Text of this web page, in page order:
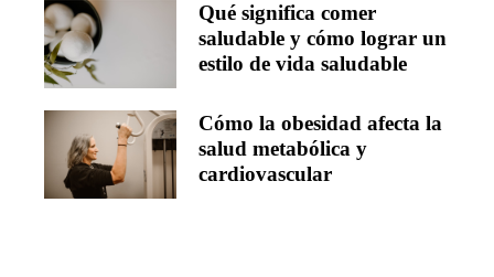
Qué significa comer
saludable y cómo lograr un
estilo de vida saludable
Cómo la obesidad afecta la
salud metabólica y
cardiovascular